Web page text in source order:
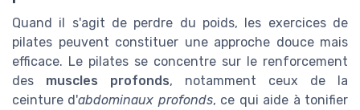
Quand il s'agit de perdre du poids, les exercices de
pilates peuvent constituer une approche douce mais
efficace. Le pilates se concentre sur le renforcement
des muscles profonds, notamment ceux de la
ceinture d'abdominaux profonds, ce qui aide à tonifier